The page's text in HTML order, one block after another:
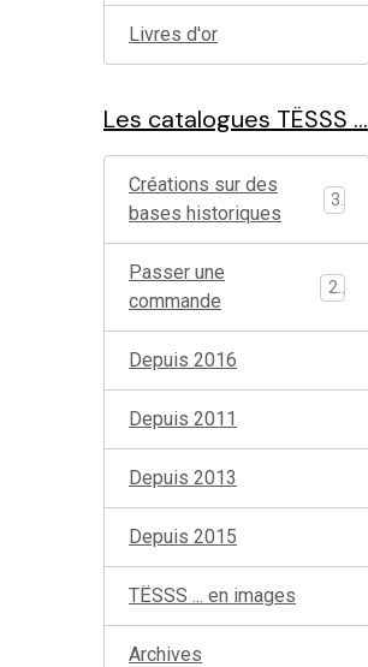
Livres d'or
Les catalogues TËSSS ...
Créations sur des
bases historiques
Passer une
commande
Depuis 2016
Depuis 2011
Depuis 2013
Depuis 2015
TËSSS ... en images
Archives